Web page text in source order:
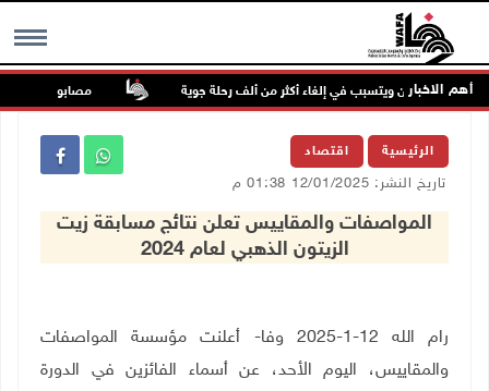
MENU أهم الاخبار
الصين ويتسبب في إلغاء أكثر من ألف رحلة جوية مصابون بنيران
الرئيسية اقتصاد
تاريخ النشر: 12/01/2025 01:38 م
المواصفات والمقاييس تعلن نتائج مسابقة زيت
الزيتون الذهبي لعام 2024
رام الله 12-1-2025 وفا- أعلنت مؤسسة المواصفات
والمقاييس، اليوم الأحد، عن أسماء الفائزين في الدورة